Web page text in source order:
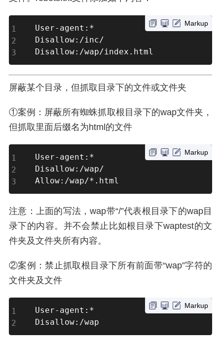
Markup
User-agent:*
Disallow:/inc/
Disallow:/wap/index.html
屏蔽某个目录，但抓取目录下的文件或文件夹
①案例：屏蔽所有蜘蛛抓取根目录下的wap文件夹，
但抓取里面后缀名为html的文件
Markup
User-agent:*
Disallow:/wap/
Allow:/wap/*.html
注意：上面的写法，wap带“/”代表根目录下的wap目
录下的内容。并不会禁止比如根目录下waptest的文
件夹及文件夹所有内容。
②案例：禁止抓取根目录下所有前面带“wap”字符的
文件夹及文件
Markup
User-agent:*
Disallow:/wap